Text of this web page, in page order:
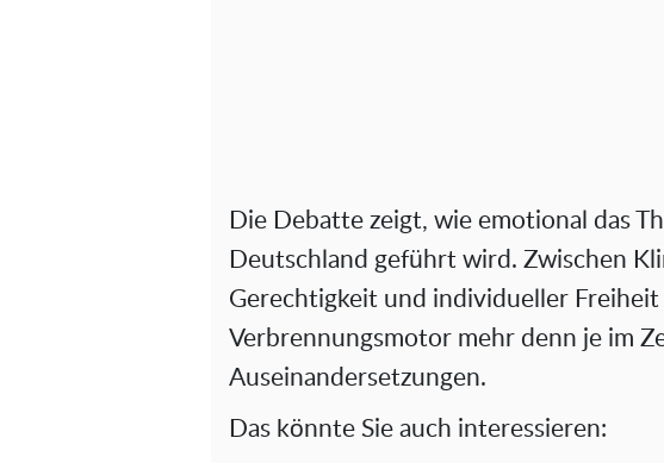
Die Debatte zeigt, wie emotional das
Deutschland geführt wird. Zwischen
Gerechtigkeit und individueller
Verbrennungsmotor mehr denn je im
Auseinandersetzungen.
Das könnte Sie auch interessieren: